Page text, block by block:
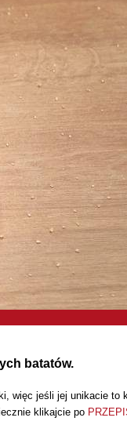
batatów.
więc jeśli jej unikacie to
klikajcie po